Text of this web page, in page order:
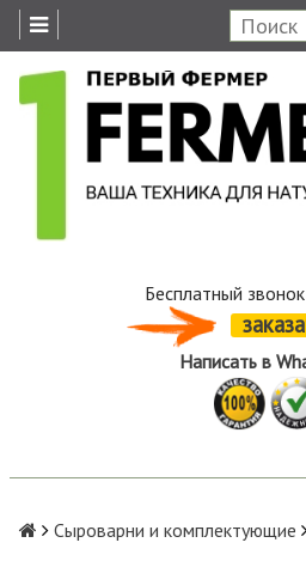
Бесплатный
Написать в
Сыроварни и комплектующие